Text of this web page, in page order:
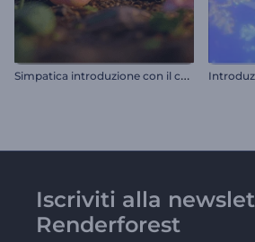
S
impatica introduzione con il coniglietto di Pasqua
Iscriviti alla
Renderforest